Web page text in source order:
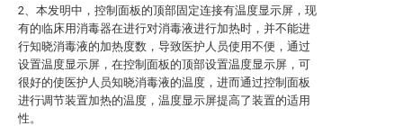
2、本发明中，控制面板的顶部固定连接有温度显示屏，现
有的临床用消毒器在进行对消毒液进行加热时，并不能进
行知晓消毒液的加热度数，导致医护人员使用不便，通过
设置温度显示屏，在控制面板的顶部设置温度显示屏，可
很好的使医护人员知晓消毒液的温度，进而通过控制面板
进行调节装置加热的温度，温度显示屏提高了装置的适用
性。